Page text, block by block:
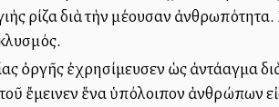
ρίζα διὰ τὴν μέλλουσαν
ὀργῆς ἐχρησίμευσεν ὡς ἀντάλλαγμα
ἔμεινεν ἕνα ὑπόλοιπον ἀνθρώπων